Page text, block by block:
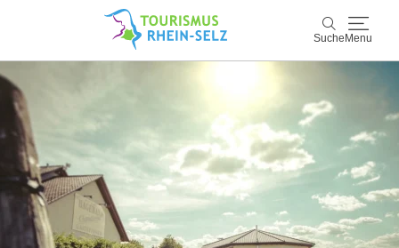
Suche Menu
Suche
Entdecken & Erleben
Wein & Genuss
Kultur & Events